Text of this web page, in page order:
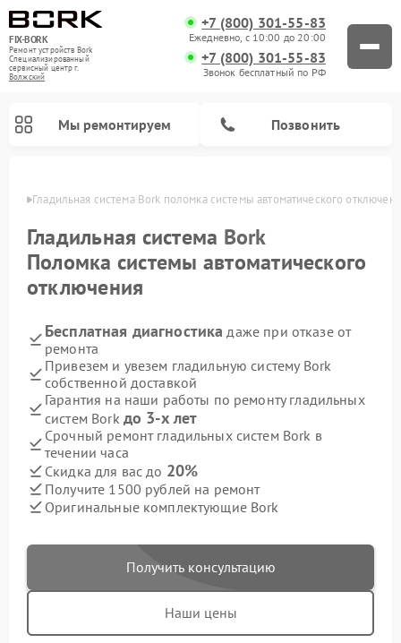
FIX-BORK
Ремонт устройств Bork
Специализированный
cервисный центр г.
Волжский
+7 (800) 301-55-83
Ежедневно, с 10:00 до 20:00
+7 (800) 301-55-83
Звонок бесплатный по РФ
Мы ремонтируем Позвонить
Гладильная система Bork поломка системы автоматического
Гладильная система Bork
Поломка системы автоматического
отключения
Бесплатная диагностика даже при отказе от
ремонта
Привезем и увезем гладильную систему Bork
собственной доставкой
Гарантия на наши работы по ремонту гладильных
систем Bork до 3-х лет
Срочный ремонт гладильных систем Bork в
течении часа
Скидка для вас до 20%
Получите 1500 рублей на ремонт
Оригинальные комплектующие Bork
Получить консультацию
Наши цены